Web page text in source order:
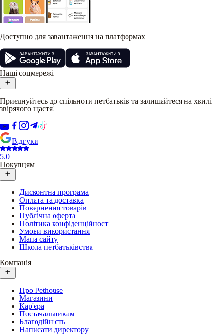
Доступно для завантаження на платформах
Наші соцмережі
Приєднуйтесь до спільноти петбатьків та залишайтеся на хвилі
звірячого щастя!
Відгуки
5.0
Покупцям
Дисконтна програма
Оплата та доставка
Повернення товарів
Публічна оферта
Політика конфіденційності
Умови використання
Мапа сайту
Школа петбатьківства
Компанія
Про Pethouse
Магазини
Кар'єра
Постачальникам
Благодійність
Написати директору